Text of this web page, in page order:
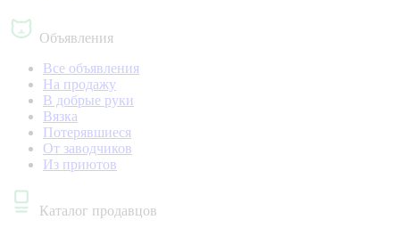
Объявления
Все объявления
На продажу
В добрые руки
Вязка
Потерявшиеся
От заводчиков
Из приютов
Каталог продавцов